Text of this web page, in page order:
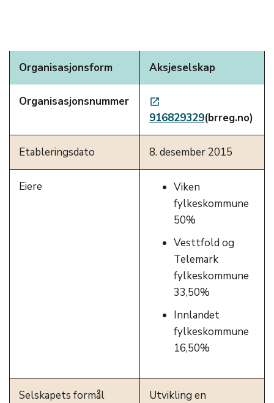
Organisasjonsform Aksjeselskap
Organisasjonsnummer launch
916829329(brreg.no)
Etableringsdato 8. desember 2015
Eiere
Viken
fylkeskommune
50%
Vesttfold og
Telemark
fylkeskommune
33,50%
Innlandet
fylkeskommune
16,50%
Selskapets formål
Utvikling en